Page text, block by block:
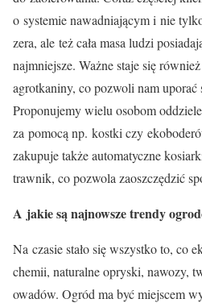
o systemie nawadniającym i nie
zera, ale też cała masa ludzi
najmniejsze. Ważne staje się
agrotkaniny, co pozwoli nam uporać
Proponujemy wielu osobom
za pomocą np. kostki czy
zakupuje także automatyczne
trawnik, co pozwola zaoszczędzić
A jakie są najnowsze trendy
Na czasie stało się wszystko to, co
chemii, naturalne opryski, nawozy,
owadów. Ogród ma być miejscem